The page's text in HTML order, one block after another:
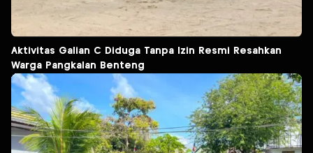
Aktivitas Galian C Diduga Tanpa Izin Resmi Resahkan
Warga Pangkalan Benteng